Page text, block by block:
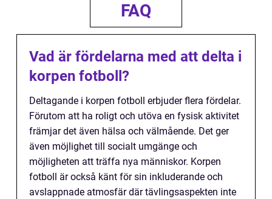
FAQ
Vad är fördelarna med att delta i
korpen fotboll?
Deltagande i korpen fotboll erbjuder flera fördelar.
Förutom att ha roligt och utöva en fysisk aktivitet
främjar det även hälsa och välmående. Det ger
även möjlighet till socialt umgänge och
möjligheten att träffa nya människor. Korpen
fotboll är också känt för sin inkluderande och
avslappnade atmosfär där tävlingsaspekten inte